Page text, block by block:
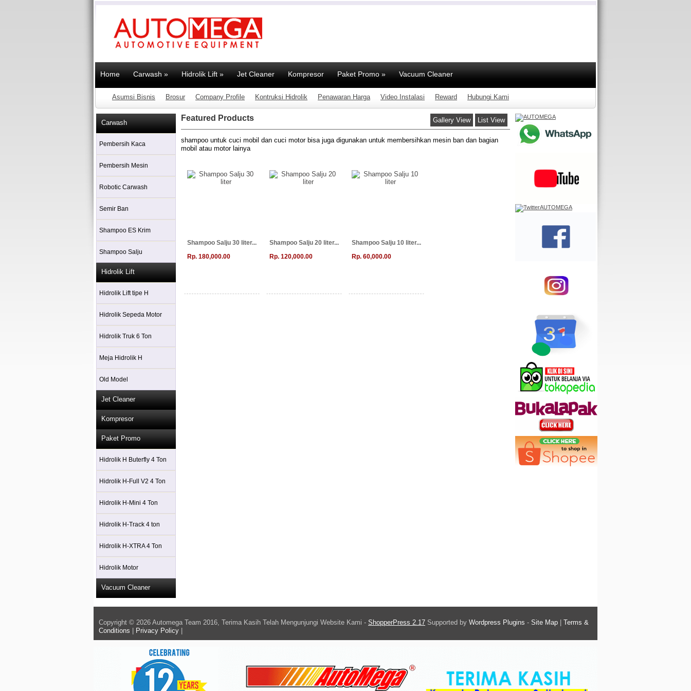
Home Carwash » Hidrolik Lift » Jet Cleaner Kompresor Paket Promo » Vacuum Cleaner
Asumsi Bisnis Brosur Company Profile Kontruksi Hidrolik Penawaran Harga Video Instalasi Reward Hubungi Kami
Carwash
Pembersih Kaca
Pembersih Mesin
Robotic Carwash
Semir Ban
Shampoo ES Krim
Shampoo Salju
Hidrolik Lift
Hidrolik Lift tipe H
Hidrolik Sepeda Motor
Hidrolik Truk 6 Ton
Meja Hidrolik H
Old Model
Jet Cleaner
Kompresor
Paket Promo
Hidrolik H Buterfly 4 Ton
Hidrolik H-Full V2 4 Ton
Hidrolik H-Mini 4 Ton
Hidrolik H-Track 4 ton
Hidrolik H-XTRA 4 Ton
Hidrolik Motor
Vacuum Cleaner
Gallery View List View
Featured Products
shampoo untuk cuci mobil dan cuci motor bisa juga digunakan untuk membersihkan mesin ban dan bagian
mobil atau motor lainya
Shampoo Salju 30 liter...
Rp. 180,000.00
Shampoo Salju 20 liter...
Rp. 120,000.00
Shampoo Salju 10 liter...
Rp. 60,000.00
Copyright © 2026 Automega Team 2016, Terima Kasih Telah Mengunjungi Website Kami - ShopperPress 2.17 Supported by Wordpress Plugins - Site Map
Terms &
Conditions
Privacy Policy